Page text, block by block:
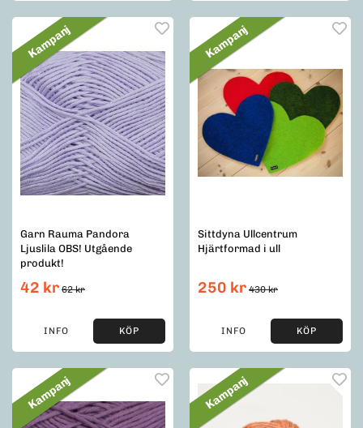
Kampanj
Garn Rauma Pandora
Ljuslila OBS! Utgående
produkt!
42 kr 62 kr
INFO KÖP
Kampanj
Sittdyna Ullcentrum
Hjärtformad i ull
250 kr 430 kr
INFO KÖP
Kampanj Kampanj